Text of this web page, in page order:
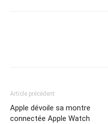
Article précédent
Apple dévoile sa montre
connectée Apple Watch